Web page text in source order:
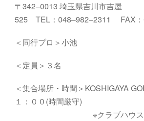
〒342–0013 埼玉県吉川市吉屋
525 TEL ： 048–982–2311 FAX ：
＜同行プロ＞小池
＜定員＞３名
＜集合場所・時間＞ KOSHIGAYA
１：００ (時間厳守)
※クラブハウス前